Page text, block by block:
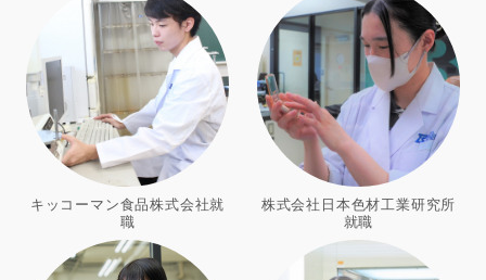
キッコーマン食品株式会社就
職
株式会社日本色材工業研究所
就職